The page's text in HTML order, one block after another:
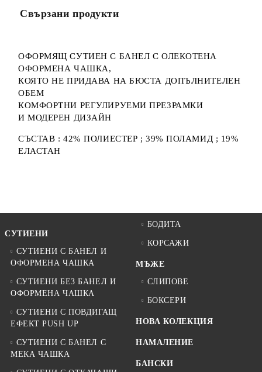
Свързани продукти
ОФОРМЯЩ СУТИЕН С БАНЕЛ С ОЛЕКОТЕНА
ОФОРМЕНА ЧАШКА,
КОЯТО НЕ ПРИДАВА НА БЮСТА ДОПЪЛНИТЕЛЕН
ОБЕМ
КОМФОРТНИ РЕГУЛИРУЕМИ ПРЕЗРАМКИ
И МОДЕРЕН ДИЗАЙН
СЪСТАВ : 42% ПОЛИЕСТЕР ; 39% ПОЛАМИД ; 19%
ЕЛАСТАН
СУТИЕНИ
СУТИЕНИ С БАНЕЛ И
ОФОРМЕНА ЧАШКА
СУТИЕНИ БЕЗ БАНЕЛ И
ОФОРМЕНА ЧАШКА
СУТИЕНИ С ПОВДИГАЩ
ЕФЕКТ PUSH UP
СУТИЕНИ С БАНЕЛ С
МЕКА ЧАШКА
БОДИТА
КОРСАЖИ
МЪЖЕ
СЛИПОВЕ
БОКСЕРИ
НОВА КОЛЕКЦИЯ
НАМАЛЕНИЕ
БАНСКИ